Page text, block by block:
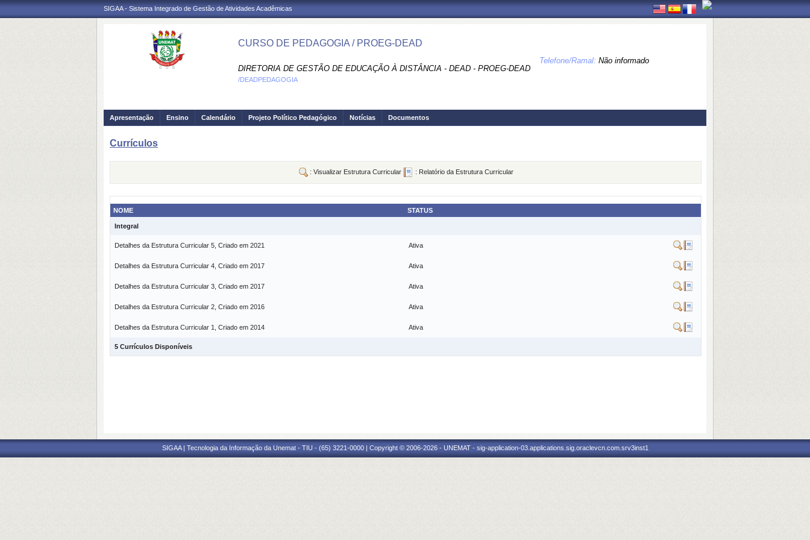
SIGAA - Sistema Integrado de Gestão de Atividades Acadêmicas
CURSO DE PEDAGOGIA / PROEG-DEAD
DIRETORIA DE GESTÃO DE EDUCAÇÃO À DISTÂNCIA - DEAD - PROEG-DEAD
Telefone/Ramal: Não informado
/DEADPEDAGOGIA
Apresentação Ensino Calendário Projeto Político Pedagógico Notícias Documentos
Currículos
: Visualizar Estrutura Curricular : Relatório da Estrutura Curricular
NOME STATUS
Integral
Detalhes da Estrutura Curricular 5, Criado em 2021 Ativa
Detalhes da Estrutura Curricular 4, Criado em 2017 Ativa
Detalhes da Estrutura Curricular 3, Criado em 2017 Ativa
Detalhes da Estrutura Curricular 2, Criado em 2016 Ativa
Detalhes da Estrutura Curricular 1, Criado em 2014 Ativa
5 Currículos Disponíveis
SIGAA | Tecnologia da Informação da Unemat - TIU - (65) 3221-0000 | Copyright © 2006-2026 - UNEMAT - sig-application-03.applications.sig.oraclevcn.com.srv3inst1